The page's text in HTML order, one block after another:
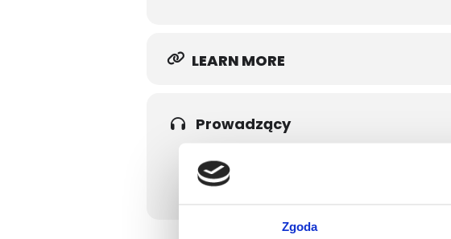
Zgoda
LEARN MORE
Prowadzący
LEARN MORE